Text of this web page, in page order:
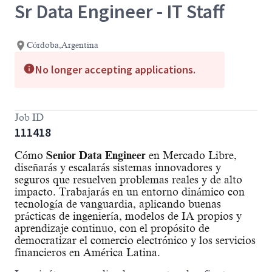
Sr Data Engineer - IT Staff
Córdoba,Argentina
No longer accepting applications.
Job ID
111418
Cómo Senior Data Engineer en Mercado Libre,
diseñarás y escalarás sistemas innovadores y
seguros que resuelven problemas reales y de alto
impacto. Trabajarás en un entorno dinámico con
tecnología de vanguardia, aplicando buenas
prácticas de ingeniería, modelos de IA propios y
aprendizaje continuo, con el propósito de
democratizar el comercio electrónico y los servicios
financieros en América Latina.